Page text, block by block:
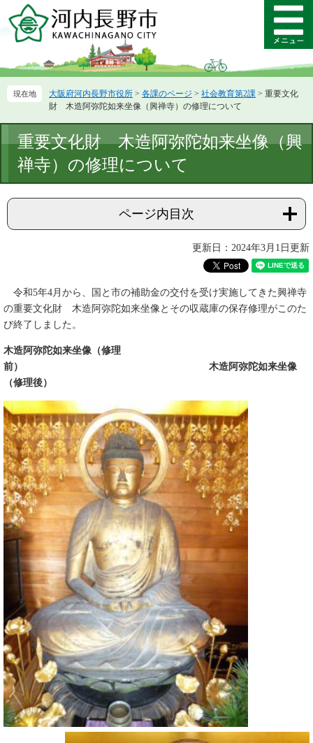
ー
先
ニ
を
て
メ
ニ
ー
大阪府河内長野市役所 > 各課のページ > 社会教育第2課 > 重要文化
財 木造阿弥陀如来坐像（興禅寺）の修理について
文
重要文化財 木造阿弥陀如来坐像（興
禅寺）の修理について
ページ内目次
更新日：2024年3月1日更新
令和5年4月から、国と市の補助金の交付を受け実施してきた興禅寺
の重要文化財 木造阿弥陀如来坐像とその収蔵庫の保存修理がこのた
び終了しました。
木造阿弥陀如来坐像（修理
前）
木造阿弥陀如来坐像
（修理後）